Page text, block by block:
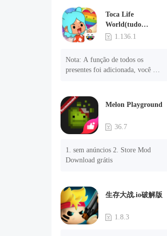
4. Desbloquear Animações
5. Desbloquear Passos
6. Nível
7. Câmera
NOTA: Algumas funções podem
não funcionar
Toca Life
World(tudo
desbloqueado)
1.136.1
Nota: A função de todos os
presentes foi adicionada, você
menu mod
1. O jogo está três vezes mais rápido
do que antes
2. Incluindo todos os mapas
3. Inclua todas as funções
4. Todos os presentes estão
correios, há uma janela à direita e
você pode usar o botão de controle
da janela para ver os presentes de
anos anteriores).
Melon Playground
36.7
1. sem anúncios 2. Store Mod
Download grátis
生存大战.io破解版
1.8.3